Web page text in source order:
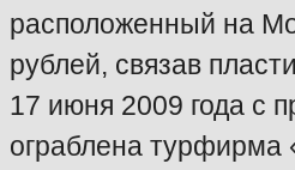
расположенный на
рублей, связав
17 июня 2009 года с
ограблена